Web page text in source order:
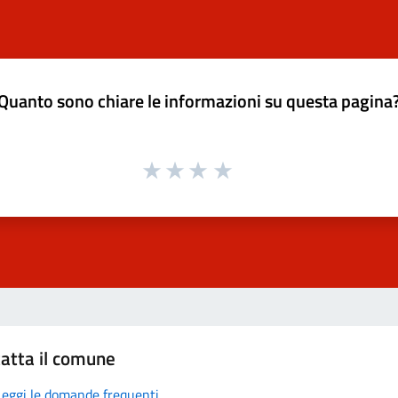
sono chiare le informazioni su questa
il comune